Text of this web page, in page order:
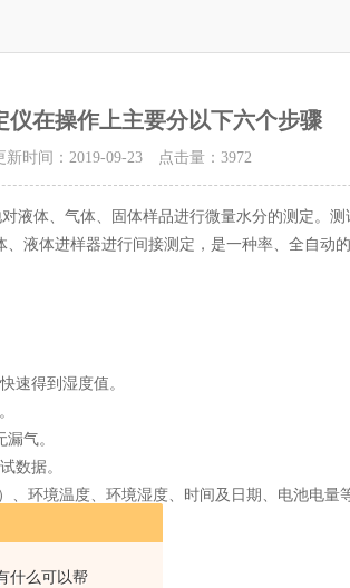
什么可以帮
仪在操作上主要分以下六个步骤
新时间：2019-09-23 点击量： 3972
液体、气体、固体样品进行微量水分的测定。
液体进样器进行间接测定，是一种率、全自动
得到湿度值。
气。
数据。
环境温度、环境湿度、时间及日期、电池电量等
，进行数据打印。
续工作10小时。